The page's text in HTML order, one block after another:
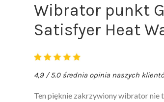
Wibrator punkt
Satisfyer Heat
4,9 / 5.0 średnia opinia naszych
Ten pięknie zakrzywiony wibrator nie